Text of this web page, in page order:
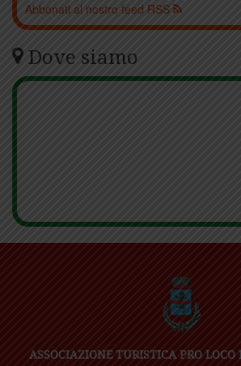
Abbonati al nostro feed RSS
Dove siamo
ASSOCIAZIONE TURISTICA PRO